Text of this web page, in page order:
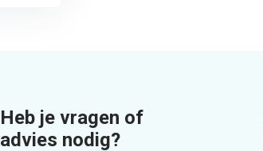
Heb je vragen of
advies nodig?